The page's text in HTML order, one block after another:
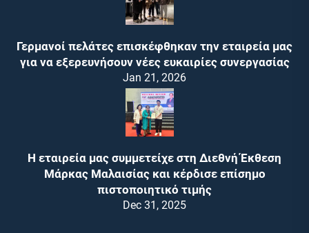
Γερμανοί πελάτες επισκέφθηκαν την εταιρεία μας
για να εξερευνήσουν νέες ευκαιρίες συνεργασίας
Jan 21, 2026
Η εταιρεία μας συμμετείχε στη Διεθνή Έκθεση
Μάρκας Μαλαισίας και κέρδισε επίσημο
πιστοποιητικό τιμής
Dec 31, 2025